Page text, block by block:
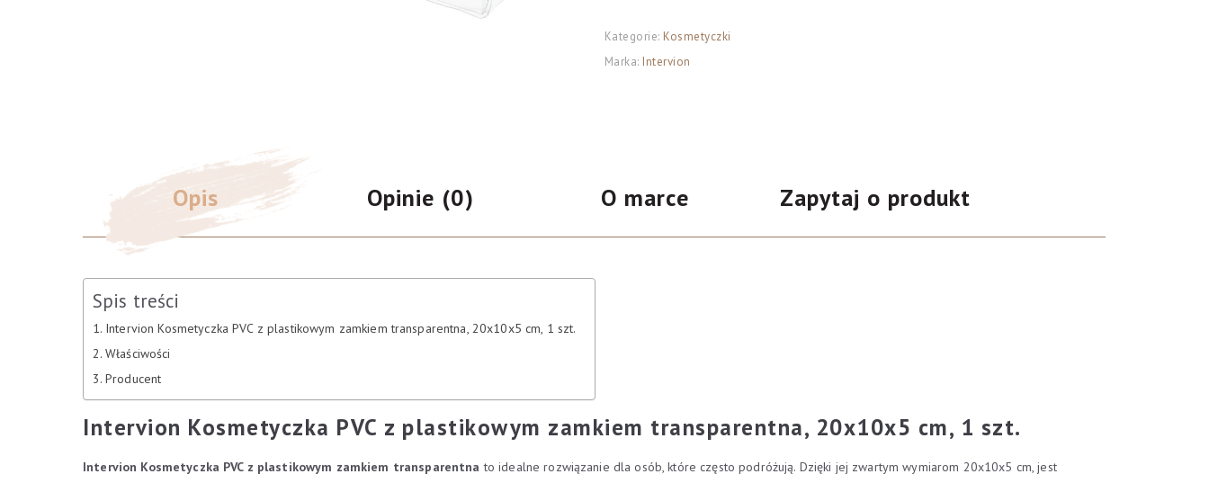
PVC
z
1
Kategorie: Kosmetyczki
Marka: Intervion
Opis Opinie (0) O marce Zapytaj o produkt
Spis treści
Intervion Kosmetyczka PVC z plastikowym zamkiem transparentna, 20x10x5 cm, 1 szt.
Właściwości
Producent
Intervion Kosmetyczka PVC z plastikowym zamkiem transparentna, 20x10x5 cm, 1 szt.
Intervion Kosmetyczka PVC z plastikowym zamkiem transparentna to idealne rozwiązanie dla osób, które często podróżują. Dzięki jej zwartym wymiarom 20x10x5 cm, jest